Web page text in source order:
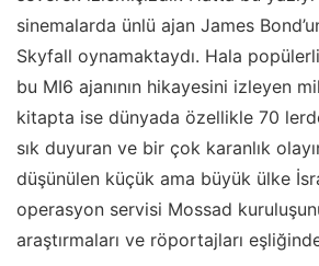
sinemalarda ünlü ajan James
Skyfall oynamaktaydı. Hala
bu MI6 ajanının hikayesini izleyen
kitapta ise dünyada özellikle 70
sık duyuran ve bir çok karanlık
düşünülen küçük ama büyük ülke
operasyon servisi Mossad
araştırmaları ve röportajları